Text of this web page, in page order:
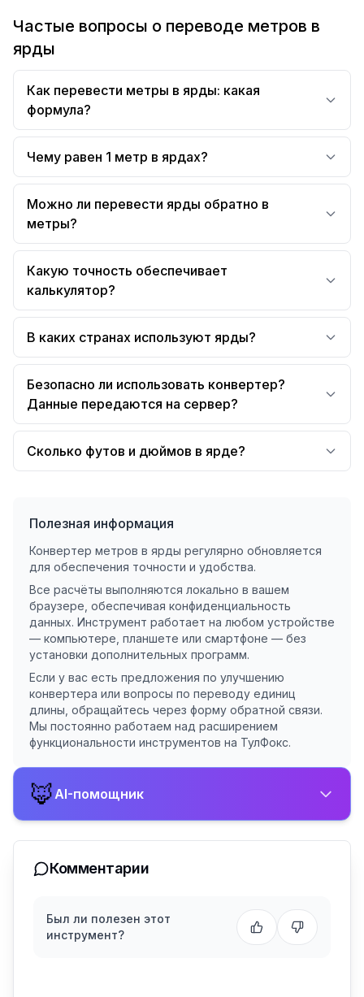
Частые вопросы о переводе метров в
ярды
Как перевести метры в ярды: какая
формула?
Чему равен 1 метр в ярдах?
Можно ли перевести ярды обратно в
метры?
Какую точность обеспечивает
калькулятор?
В каких странах используют ярды?
Безопасно ли использовать конвертер?
Данные передаются на сервер?
Сколько футов и дюймов в ярде?
Полезная информация
Конвертер метров в ярды регулярно обновляется
для обеспечения точности и удобства.
Все расчёты выполняются локально в вашем
браузере, обеспечивая конфиденциальность
данных. Инструмент работает на любом устройстве
— компьютере, планшете или смартфоне — без
установки дополнительных программ.
Если у вас есть предложения по улучшению
конвертера или вопросы по переводу единиц
длины, обращайтесь через форму обратной связи.
Мы постоянно работаем над расширением
функциональности инструментов на ТулФокс.
🦊AI-помощник
Комментарии
Был ли полезен этот
инструмент?